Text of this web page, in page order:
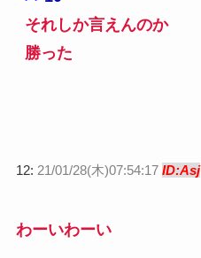
それしか言えんのか
勝った
12: 21/01/28(木)07:54:17 ID:Asj
わーいわーい